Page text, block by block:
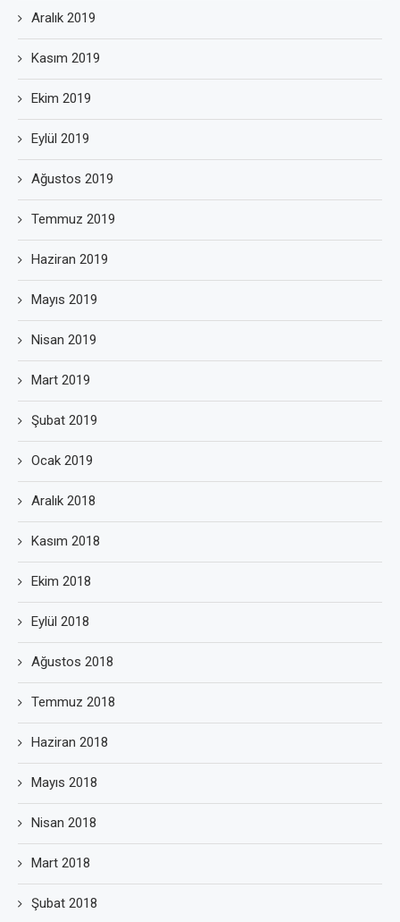
Aralık 2019
Kasım 2019
Ekim 2019
Eylül 2019
Ağustos 2019
Temmuz 2019
Haziran 2019
Mayıs 2019
Nisan 2019
Mart 2019
Şubat 2019
Ocak 2019
Aralık 2018
Kasım 2018
Ekim 2018
Eylül 2018
Ağustos 2018
Temmuz 2018
Haziran 2018
Mayıs 2018
Nisan 2018
Mart 2018
Şubat 2018